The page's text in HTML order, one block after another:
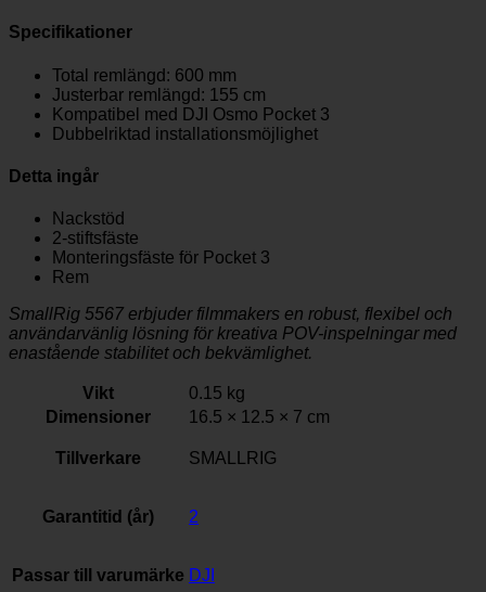
Specifikationer
Total remlängd: 600 mm
Justerbar remlängd: 155 cm
Kompatibel med DJI Osmo Pocket 3
Dubbelriktad installationsmöjlighet
Detta ingår
Nackstöd
2-stiftsfäste
Monteringsfäste för Pocket 3
Rem
SmallRig 5567 erbjuder filmmakers en robust, flexibel och
användarvänlig lösning för kreativa POV-inspelningar med
enastående stabilitet och bekvämlighet.
Vikt
0.15 kg
Dimensioner
16.5 × 12.5 × 7 cm
Tillverkare SMALLRIG
Garantitid (år) 2
Passar till varumärke DJI